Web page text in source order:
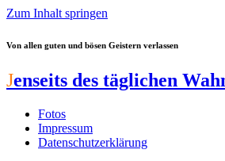
Zum Inhalt springen
Von allen guten und bösen Geistern verlassen
Jenseits des täglichen
Fotos
Impressum
Datenschutzerklärung